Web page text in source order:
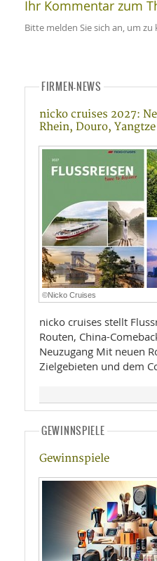
Ihr Kommentar zum
Bitte melden Sie sich an, um
FIRMEN-NEWS
nicko cruises 2027:
Rhein, Douro,
©Nicko Cruises
nicko cruises stellt
Routen, China-
Neuzugang Mit neuen Routen, zusätzlichen
Zielgebieten und dem
GEWINNSPIELE
Gewinnspiele